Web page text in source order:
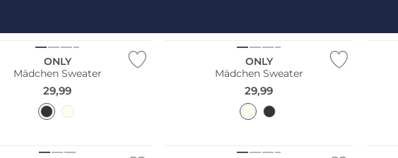
ONLY
Mädchen Sweater
29,99
ONLY
Mädchen Sweater
29,99